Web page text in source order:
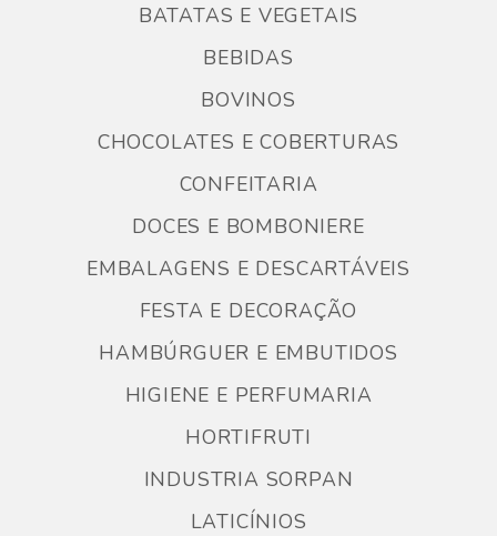
BATATAS E VEGETAIS
BEBIDAS
BOVINOS
CHOCOLATES E COBERTURAS
CONFEITARIA
DOCES E BOMBONIERE
EMBALAGENS E DESCARTÁVEIS
FESTA E DECORAÇÃO
HAMBÚRGUER E EMBUTIDOS
HIGIENE E PERFUMARIA
HORTIFRUTI
INDUSTRIA SORPAN
LATICÍNIOS